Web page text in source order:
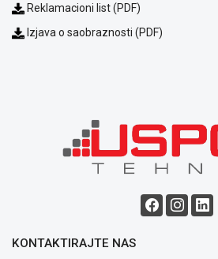
Reklamacioni list (PDF)
Izjava o saobraznosti (PDF)
KONTAKTIRAJTE NAS